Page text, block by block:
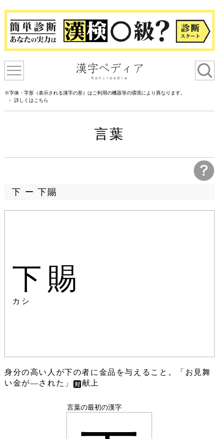
※字体・字形（表示される漢字の形）はご利用の機器等の環境により異なります。
詳しくはこちら
言葉
下 ー 下賜
下賜
カシ
身分の高い人が下の者に金品を与えること。「お見舞
い金が―された」
献上
言葉の最初の漢字